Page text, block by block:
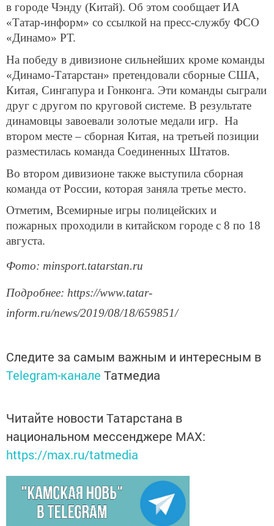
в городе Чэнду (Китай). Об этом сообщает ИА
«Татар-информ» со ссылкой на пресс-службу ФСО
«Динамо» РТ.
На победу в дивизионе сильнейших кроме команды
«Динамо-Татарстан» претендовали сборные США,
Китая, Сингапура и Гонконга. Эти команды сыграли
друг с другом по круговой системе. В результате
динамовцы завоевали золотые медали игр. На
втором месте – сборная Китая, на третьей позиции
разместилась команда Соединенных Штатов.
Во втором дивизионе также выступила сборная
команда от России, которая заняла третье место.
Отметим, Всемирные игры полицейских и
пожарных проходили в китайском городе с 8 по 18
августа.
Фото: minsport.tatarstan.ru
Подробнее: https://www.tatar-
inform.ru/news/2019/08/18/659851/
Следите за самым важным и интересным в
Telegram-канале Татмедиа
Читайте новости Татарстана в
национальном мессенджере MАХ:
https://max.ru/tatmedia